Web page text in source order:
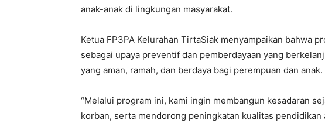
anak-anak di lingkungan masyarakat.
Ketua FP3PA Kelurahan TirtaSiak menyampaikan bahwa
sebagai upaya preventif dan pemberdayaan yang
yang aman, ramah, dan berdaya bagi perempuan dan anak.
“Melalui program ini, kami ingin membangun kesadaran
korban, serta mendorong peningkatan kualitas pendidikan